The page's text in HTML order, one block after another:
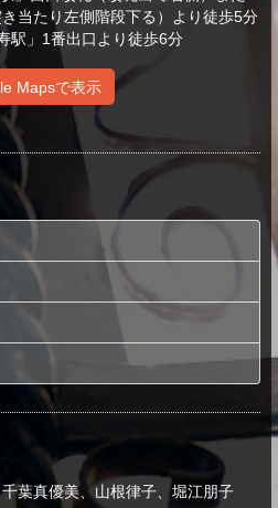
当たり左側階段下る）より徒歩5分
駅」1番出口より徒歩6分
Mapsで表示
葉真優美、山根律子、堀江朋子